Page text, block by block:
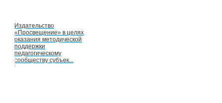
Издательство
«Просвещение» в целях
оказания методической
поддержки
педагогическому
сообществу субъек...